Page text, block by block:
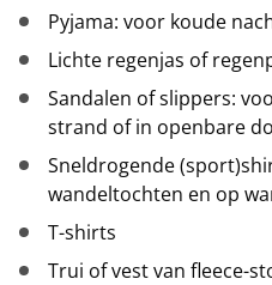
Pyjama: voor koude
Lichte regenjas of
Sandalen of slippers:
strand of in openbare
Sneldrogende
wandeltochten en op
T-shirts
Trui of vest van fleece-